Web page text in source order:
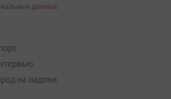
данных
на ладони